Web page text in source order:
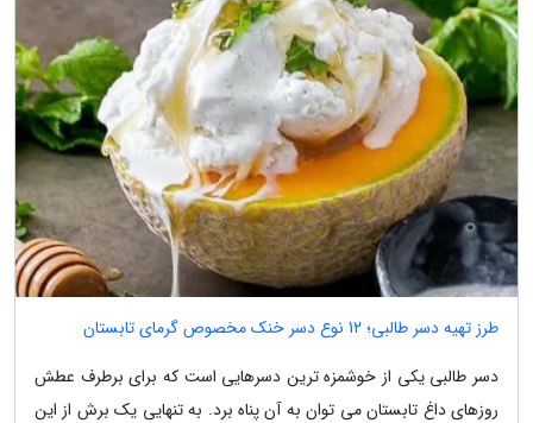
طرز تهیه دسر طالبی؛ 12 نوع دسر خنک مخصوص گرمای تابستان
دسر طالبی یکی از خوشمزه ترین دسرهایی است که برای برطرف عطش
روزهای داغ تابستان می توان به آن پناه برد. به تنهایی یک برش از این